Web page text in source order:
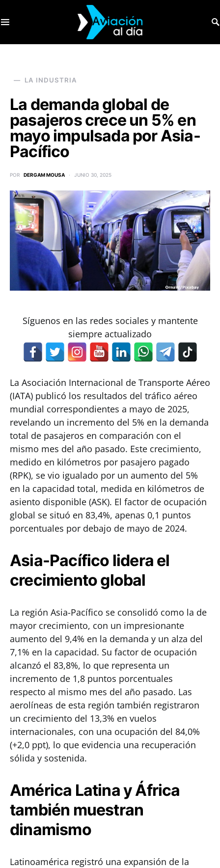
LA INDUSTRIA
La demanda global de
pasajeros crece un 5% en
mayo impulsada por Asia-
Pacífico
POR DERGAM MOUSA JUNIO 30, 2025
Síguenos en las redes sociales y mantente
siempre actualizado
La Asociación Internacional de Transporte Aéreo
(IATA) publicó los resultados del tráfico aéreo
mundial correspondientes a mayo de 2025,
revelando un incremento del 5% en la demanda
total de pasajeros en comparación con el
mismo mes del año pasado. Este crecimiento,
medido en kilómetros por pasajero pagado
(RPK), se vio igualado por un aumento del 5%
en la capacidad total, medida en kilómetros de
asiento disponible (ASK). El factor de ocupación
global se situó en 83,4%, apenas 0,1 puntos
porcentuales por debajo de mayo de 2024.
Asia-Pacífico lidera el
crecimiento global
La región Asia-Pacífico se consolidó como la de
mayor crecimiento, con un impresionante
aumento del 9,4% en la demanda y un alza del
7,1% en la capacidad. Su factor de ocupación
alcanzó el 83,8%, lo que representa un
incremento de 1,8 puntos porcentuales
respecto al mismo mes del año pasado. Las
aerolíneas de esta región también registraron
un crecimiento del 13,3% en vuelos
internacionales, con una ocupación del 84,0%
(+2,0 ppt), lo que evidencia una recuperación
sólida y sostenida.
América Latina y África
también muestran
dinamismo
Latinoamérica registró una expansión de la